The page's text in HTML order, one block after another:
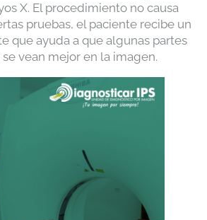
X. El procedimiento no causa
pruebas, el paciente recibe un
que ayuda a que algunas partes
vean mejor en la imagen.